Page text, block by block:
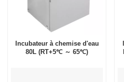
Incubateur à chemise d'eau
80L (RT+5℃ ～ 65℃)